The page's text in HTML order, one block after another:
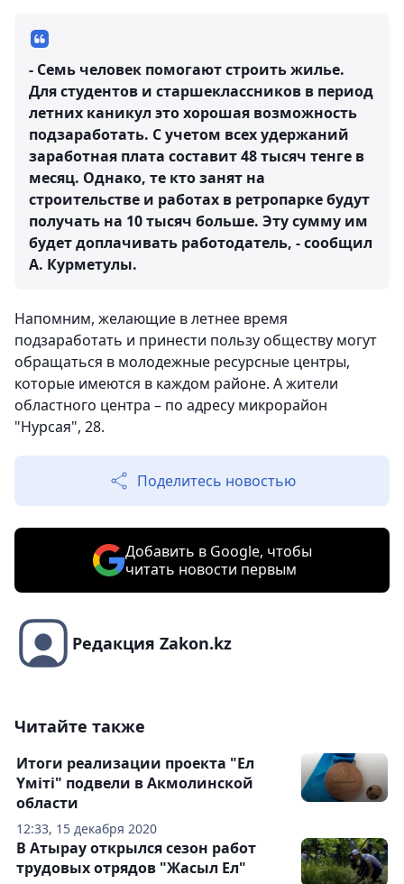
- Семь человек помогают строить жилье.
Для студентов и старшеклассников в период
летних каникул это хорошая возможность
подзаработать. С учетом всех удержаний
заработная плата составит 48 тысяч тенге в
месяц. Однако, те кто занят на
строительстве и работах в ретропарке будут
получать на 10 тысяч больше. Эту сумму им
будет доплачивать работодатель, - сообщил
А. Курметулы.
Напомним, желающие в летнее время
подзаработать и принести пользу обществу могут
обращаться в молодежные ресурсные центры,
которые имеются в каждом районе. А жители
областного центра – по адресу микрорайон
"Нурсая", 28.
Поделитесь новостью
Добавить в Google, чтобы
читать новости первым
Редакция Zakon.kz
Читайте также
12:33, 15 декабря 2020
Итоги реализации проекта "Ел
Үміті" подвели в Акмолинской
области
В Атырау открылся сезон работ
трудовых отрядов "Жасыл Ел"